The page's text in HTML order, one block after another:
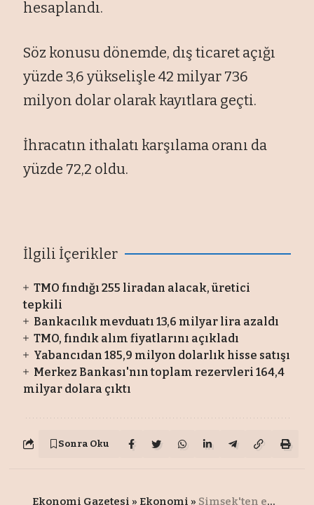
hesaplandı.
Söz konusu dönemde, dış ticaret açığı
yüzde 3,6 yükselişle 42 milyar 736
milyon dolar olarak kayıtlara geçti.
İhracatın ithalatı karşılama oranı da
yüzde 72,2 oldu.
İlgili İçerikler
TMO fındığı 255 liradan alacak, üretici
tepkili
Bankacılık mevduatı 13,6 milyar lira azaldı
TMO, fındık alım fiyatlarını açıkladı
Yabancıdan 185,9 milyon dolarlık hisse satışı
Merkez Bankası'nın toplam rezervleri 164,4
milyar dolara çıktı
Sonra Oku
Ekonomi Gazetesi » Ekonomi » Şimşek'ten enflasyon açıklaması: Yılı yüzde 20'li seviyelerin ortalarında tamamlamayı bekliyoruz